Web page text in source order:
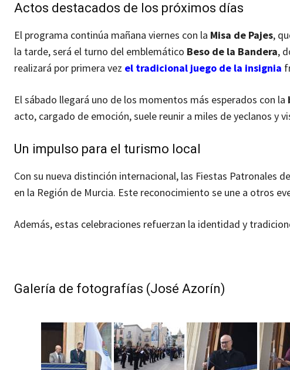
Actos destacados de los próximos días
El programa continúa mañana viernes con la Misa de Pajes,
la tarde, será el turno del emblemático Beso de la Bandera,
realizará por primera vez el tradicional juego de la insignia
El sábado llegará uno de los momentos más esperados con la
acto, cargado de emoción, suele reunir a miles de yeclanos y
Un impulso para el turismo local
Con su nueva distinción internacional, las Fiestas Patronales
en la Región de Murcia. Este reconocimiento se une a otros
Además, estas celebraciones refuerzan la identidad y
Galería de fotografías (José Azorín)